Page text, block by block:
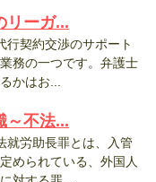
リーガ...
行契約交渉のサポート
務の一つです。弁護士
かはお...
～不法...
就労助長罪とは、入管
められている、外国人